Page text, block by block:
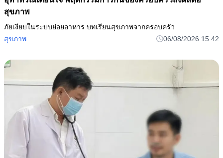
สุขภาพ
ภัยเงียบในระบบย่อยอาหาร บทเรียนสุขภาพจากครอบครัว
สุขภาพ
06/08/2026 15:42